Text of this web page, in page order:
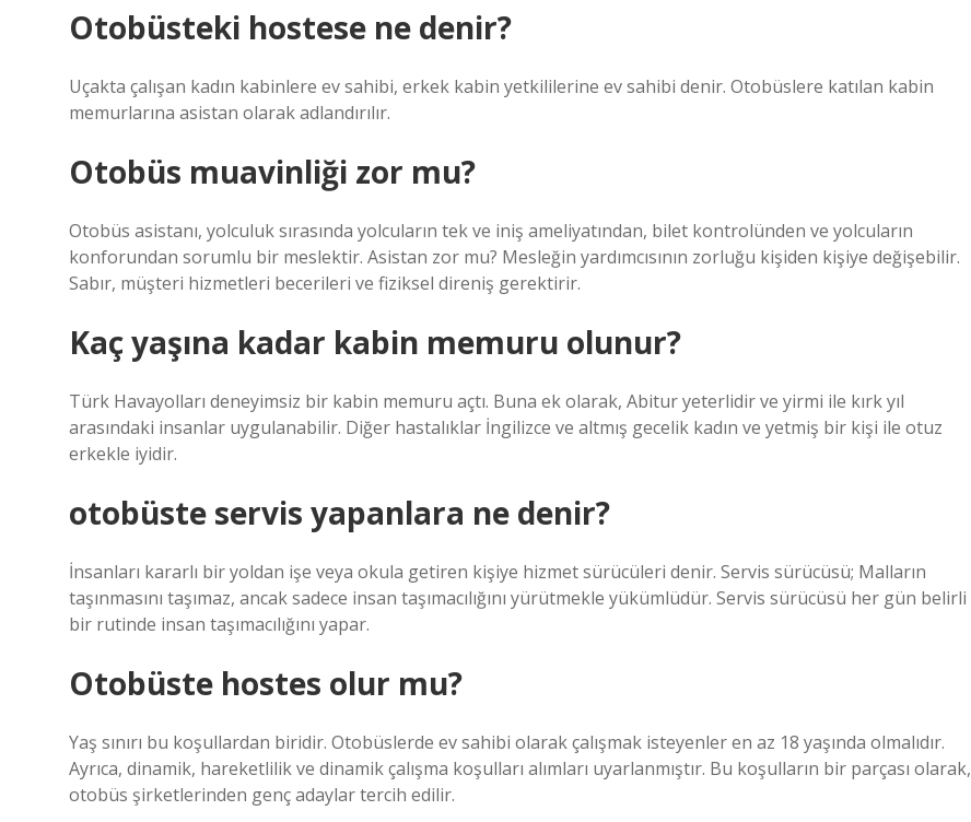
Otobüsteki hostese ne denir?
Uçakta çalışan kadın kabinlere ev sahibi, erkek kabin yetkililerine ev sahibi denir. Otobüslere katılan kabin
memurlarına asistan olarak adlandırılır.
Otobüs muavinliği zor mu?
Otobüs asistanı, yolculuk sırasında yolcuların tek ve iniş ameliyatından, bilet kontrolünden ve yolcuların
konforundan sorumlu bir meslektir. Asistan zor mu? Mesleğin yardımcısının zorluğu kişiden kişiye değişebilir.
Sabır, müşteri hizmetleri becerileri ve fiziksel direniş gerektirir.
Kaç yaşına kadar kabin memuru olunur?
Türk Havayolları deneyimsiz bir kabin memuru açtı. Buna ek olarak, Abitur yeterlidir ve yirmi ile kırk yıl
arasındaki insanlar uygulanabilir. Diğer hastalıklar İngilizce ve altmış gecelik kadın ve yetmiş bir kişi ile otuz
erkekle iyidir.
otobüste servis yapanlara ne denir?
İnsanları kararlı bir yoldan işe veya okula getiren kişiye hizmet sürücüleri denir. Servis sürücüsü; Malların
taşınmasını taşımaz, ancak sadece insan taşımacılığını yürütmekle yükümlüdür. Servis sürücüsü her gün belirli
bir rutinde insan taşımacılığını yapar.
Otobüste hostes olur mu?
Yaş sınırı bu koşullardan biridir. Otobüslerde ev sahibi olarak çalışmak isteyenler en az 18 yaşında olmalıdır.
Ayrıca, dinamik, hareketlilik ve dinamik çalışma koşulları alımları uyarlanmıştır. Bu koşulların bir parçası olarak,
otobüs şirketlerinden genç adaylar tercih edilir.